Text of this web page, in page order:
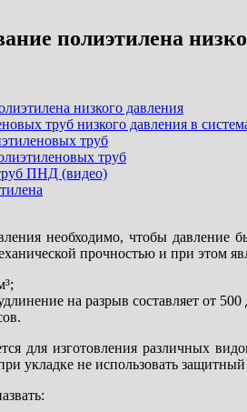
полиэтилена
низкого давления
труб низкого давления в
труб
труб
ПНД (видео)
необходимо, чтобы
прочностью и при
на разрыв составляет от 500
для изготовления различных
укладке не использовать